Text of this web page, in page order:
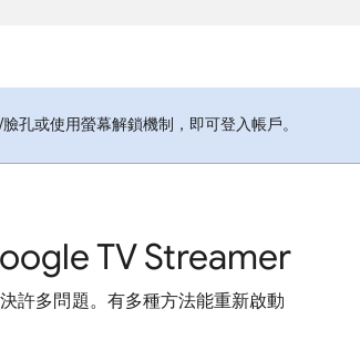
孔或使用螢幕解鎖機制，即可登入帳戶。
TV Streamer
許多問題。有多種方法能重新啟動